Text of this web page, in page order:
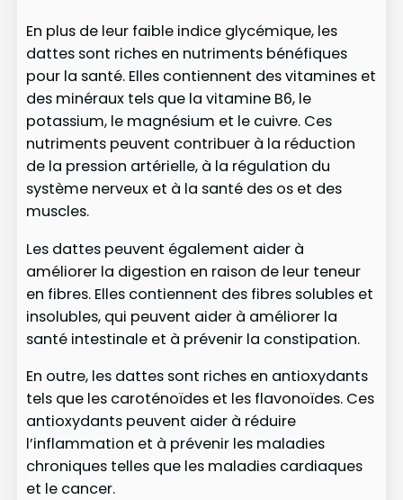
En plus de leur faible indice glycémique, les
dattes sont riches en nutriments bénéfiques
pour la santé. Elles contiennent des vitamines et
des minéraux tels que la vitamine B6, le
potassium, le magnésium et le cuivre. Ces
nutriments peuvent contribuer à la réduction
de la pression artérielle, à la régulation du
système nerveux et à la santé des os et des
muscles.
Les dattes peuvent également aider à
améliorer la digestion en raison de leur teneur
en fibres. Elles contiennent des fibres solubles et
insolubles, qui peuvent aider à améliorer la
santé intestinale et à prévenir la constipation.
En outre, les dattes sont riches en antioxydants
tels que les caroténoïdes et les flavonoïdes. Ces
antioxydants peuvent aider à réduire
l’inflammation et à prévenir les maladies
chroniques telles que les maladies cardiaques
et le cancer.